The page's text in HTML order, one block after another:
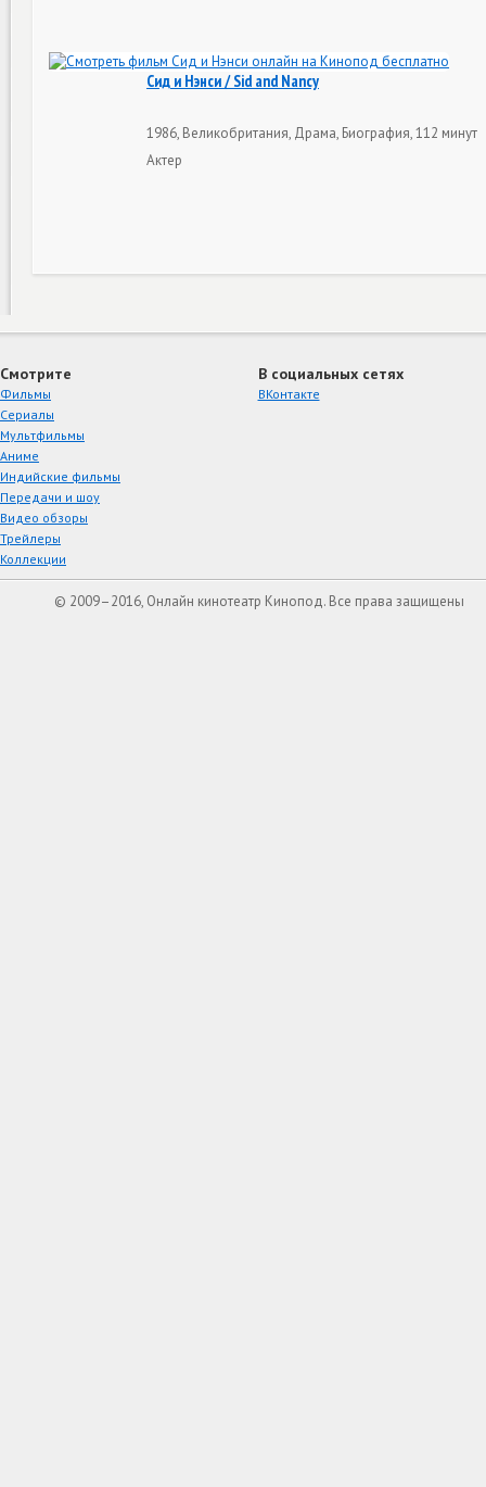
Сид и Нэнси / Sid and Nancy
1986, Великобритания, Драма, Биография, 112 минут
Актер
Смотрите
Фильмы
Сериалы
Мультфильмы
Аниме
Индийские фильмы
Передачи и шоу
Видео обзоры
Трейлеры
Коллекции
В социальных сетях
ВКонтакте
© 2009–2016, Онлайн кинотеатр Кинопод. Все права защищены